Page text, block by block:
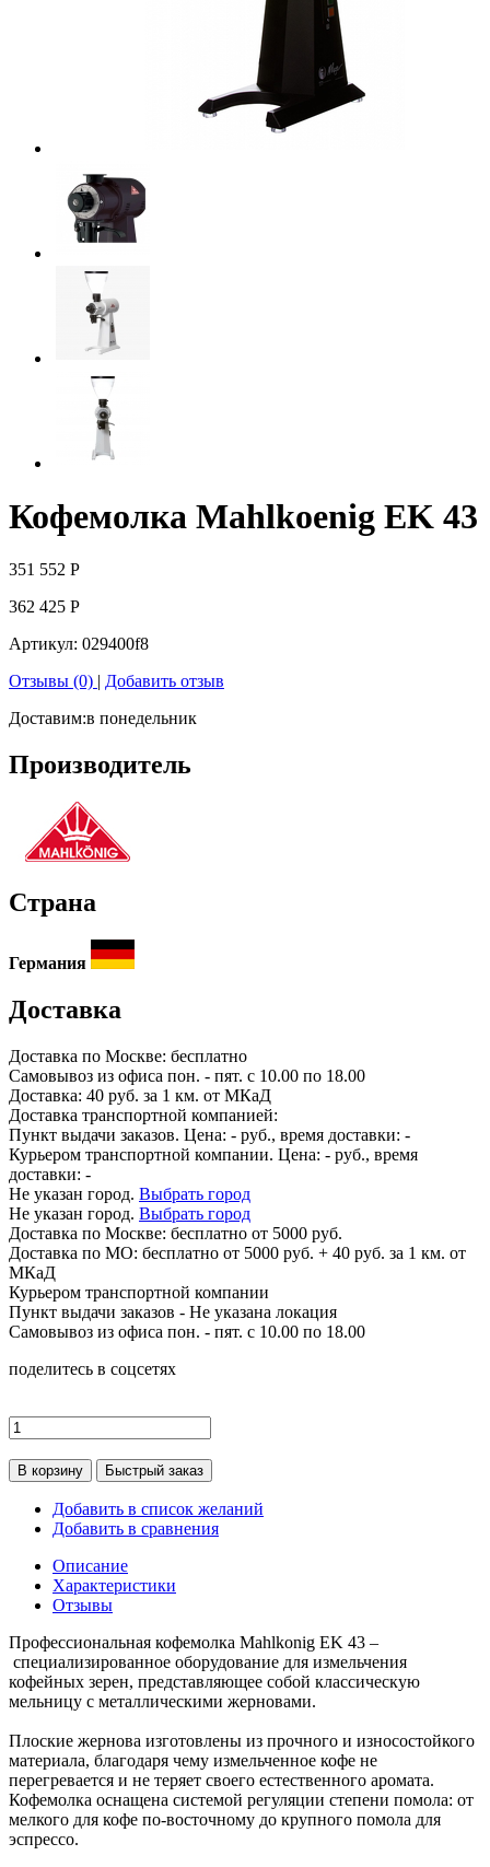
Кофемолка Mahlkoenig EK 43
351 552 Р
362 425 Р
Артикул: 029400f8
Отзывы (0) | Добавить отзыв
Доставим:в понедельник
Производитель
Страна
Германия
Доставка
Доставка по Москве: бесплатно
Самовывоз из офиса пон. - пят. с 10.00 по 18.00
Доставка: 40 руб. за 1 км. от МКаД
Доставка транспортной компанией:
Пункт выдачи заказов. Цена: - руб., время доставки: -
Курьером транспортной компании. Цена: - руб., время
доставки: -
Не указан город. Выбрать город
Не указан город. Выбрать город
Доставка по Москве: бесплатно от 5000 руб.
Доставка по МО: бесплатно от 5000 руб. + 40 руб. за 1 км. от
МКаД
Курьером транспортной компании
Пункт выдачи заказов - Не указана локация
Самовывоз из офиса пон. - пят. с 10.00 по 18.00
поделитесь в соцсетях
В корзину Быстрый заказ
Добавить в список желаний
Добавить в сравнения
Описание
Характеристики
Отзывы
Профессиональная кофемолка Mahlkonig EK 43 –
специализированное оборудование для измельчения
кофейных зерен, представляющее собой классическую
мельницу с металлическими жерновами.
Плоские жернова изготовлены из прочного и износостойкого
материала, благодаря чему измельченное кофе не
перегревается и не теряет своего естественного аромата.
Кофемолка оснащена системой регуляции степени помола: от
мелкого для кофе по-восточному до крупного помола для
эспрессо.